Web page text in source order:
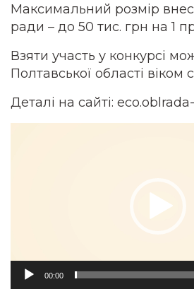
Максимальний розмір
ради – до 50 тис. грн на 1
Взяти участь у конкурсі
Полтавської області віком
Деталі на сайті:
00:00